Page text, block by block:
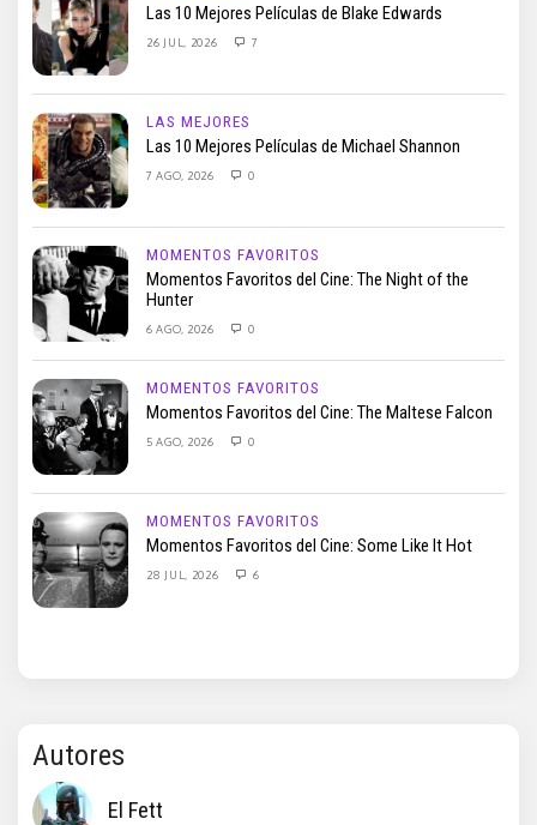
Las 10 Mejores Películas de Blake Edwards
26 JUL, 2026 7
LAS MEJORES
Las 10 Mejores Películas de Michael Shannon
7 AGO, 2026 0
MOMENTOS FAVORITOS
Momentos Favoritos del Cine: The Night of the
Hunter
6 AGO, 2026 0
MOMENTOS FAVORITOS
Momentos Favoritos del Cine: The Maltese Falcon
5 AGO, 2026 0
MOMENTOS FAVORITOS
Momentos Favoritos del Cine: Some Like It Hot
28 JUL, 2026 6
Autores
El Fett